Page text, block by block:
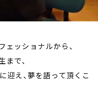
ッショナルから、
で、
迎え、夢を語って頂くこ